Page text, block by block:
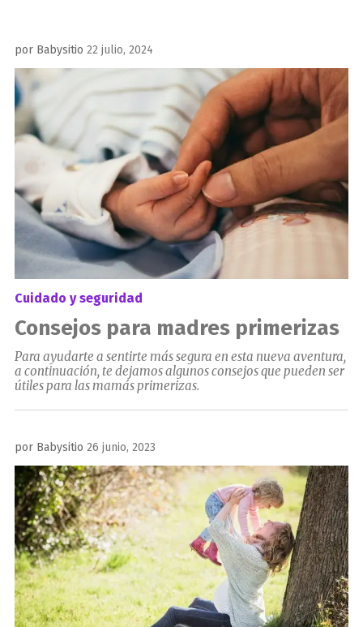
por Babysitio Publicado
el
22 julio, 2024
Cuidado y seguridad
Consejos para madres primerizas
Para ayudarte a sentirte más segura en esta nueva aventura,
a continuación, te dejamos algunos consejos que pueden ser
útiles para las mamás primerizas.
por Babysitio Publicado
el
26 junio, 2023